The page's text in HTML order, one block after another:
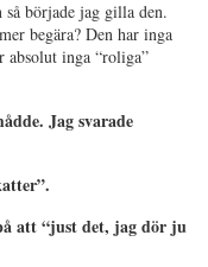
började jag gilla den.
begära? Den har inga
absolut inga “roliga”
Jag svarade
att “just det, jag dör ju